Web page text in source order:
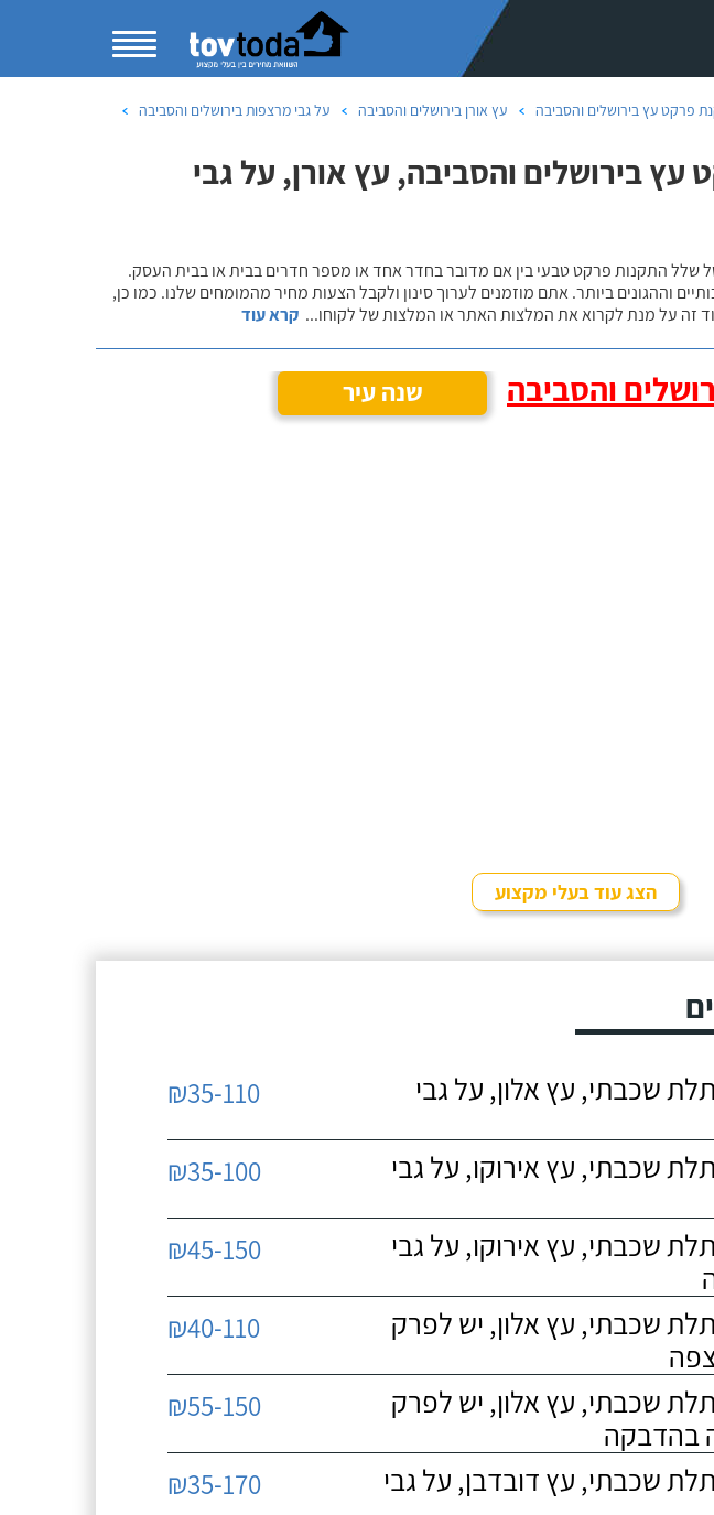
פרקט עץ בירושלים והסביבה עץ אורן בירושלים והסביבה
על גבי מרצפות בירושלים והסביבה
בירושלים והסביבה, עץ אורן, על גבי
שלל התקנות פרקט טבעי בין אם מדובר בחדר אחד או מספר חדרים בבית או בבית העסק.
וההגונים ביותר. אתם מוזמנים לערוך סינון ולקבל הצעות מחיר מהמומחים שלנו. כמו כן,
זה על מנת לקרוא את המלצות האתר או המלצות של לקוחו... קרא עוד
והסביבה שנה עיר
הצג עוד בעלי מקצוע
שכבתי, עץ אלון, על גבי
₪35-110
שכבתי, עץ אירוקו, על גבי
₪35-100
שכבתי, עץ אירוקו, על גבי
₪45-150
שכבתי, עץ אלון, יש לפרק
₪40-110
שכבתי, עץ אלון, יש לפרק
בהדבקה
₪55-150
שכבתי, עץ דובדבן, על גבי
₪35-170